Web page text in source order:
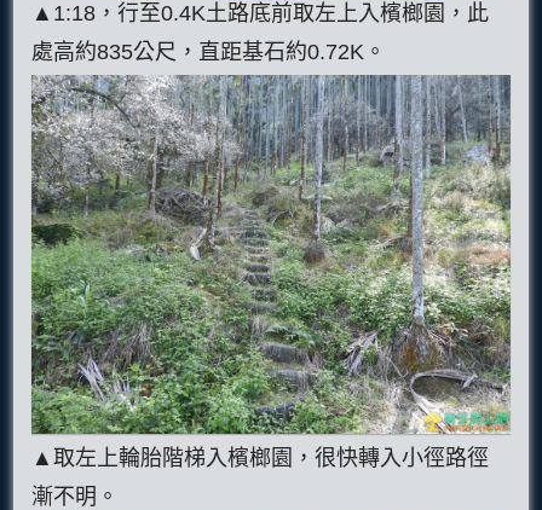
▲1:18，行至0.4K土路底前取左上入檳榔園，此
處高約835公尺，直距基石約0.72K。
▲取左上輪胎階梯入檳榔園，很快轉入小徑路徑
漸不明。